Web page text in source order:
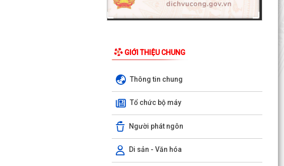
GIỚI THIỆU CHUNG
Thông tin chung
Tổ chức bộ máy
Người phát ngôn
Di sản - Văn hóa